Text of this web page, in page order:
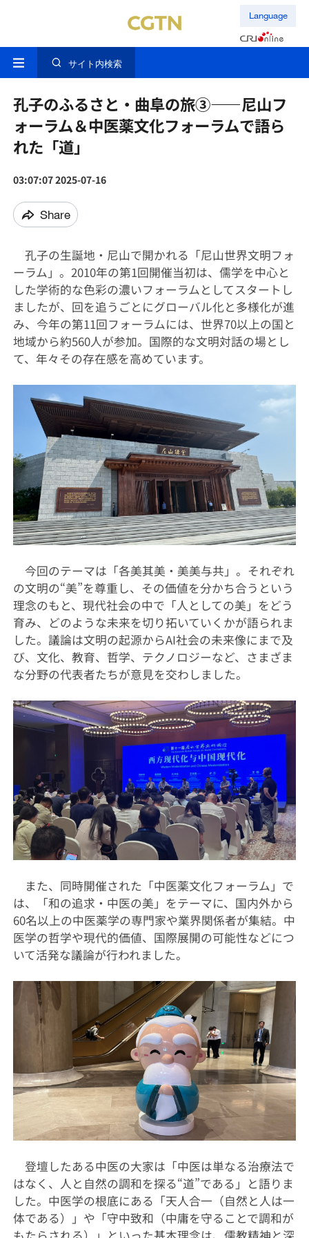
Language
サイト内検索
孔子のふるさと・曲阜の旅③——尼山フ
ォーラム＆中医薬文化フォーラムで語ら
れた「道」
03:07:07 2025-07-16
Share
孔子の生誕地・尼山で開かれる「尼山世界文明フォ
ーラム」。2010年の第1回開催当初は、儒学を中心と
した学術的な色彩の濃いフォーラムとしてスタートし
ましたが、回を追うごとにグローバル化と多様化が進
み、今年の第11回フォーラムには、世界70以上の国と
地域から約560人が参加。国際的な文明対話の場とし
て、年々その存在感を高めています。
今回のテーマは「各美其美・美美与共」。それぞれ
の文明の“美”を尊重し、その価値を分かち合うという
理念のもと、現代社会の中で「人としての美」をどう
育み、どのような未来を切り拓いていくかが語られま
した。議論は文明の起源からAI社会の未来像にまで及
び、文化、教育、哲学、テクノロジーなど、さまざま
な分野の代表者たちが意見を交わしました。
また、同時開催された「中医薬文化フォーラム」で
は、「和の追求・中医の美」をテーマに、国内外から
60名以上の中医薬学の専門家や業界関係者が集結。中
医学の哲学や現代的価値、国際展開の可能性などにつ
いて活発な議論が行われました。
登壇したある中医の大家は「中医は単なる治療法で
はなく、人と自然の調和を探る“道”である」と語りま
した。中医学の根底にある「天人合一（自然と人は一
体である）」や「守中致和（中庸を守ることで調和が